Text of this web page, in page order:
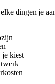
dingen je
je kiest